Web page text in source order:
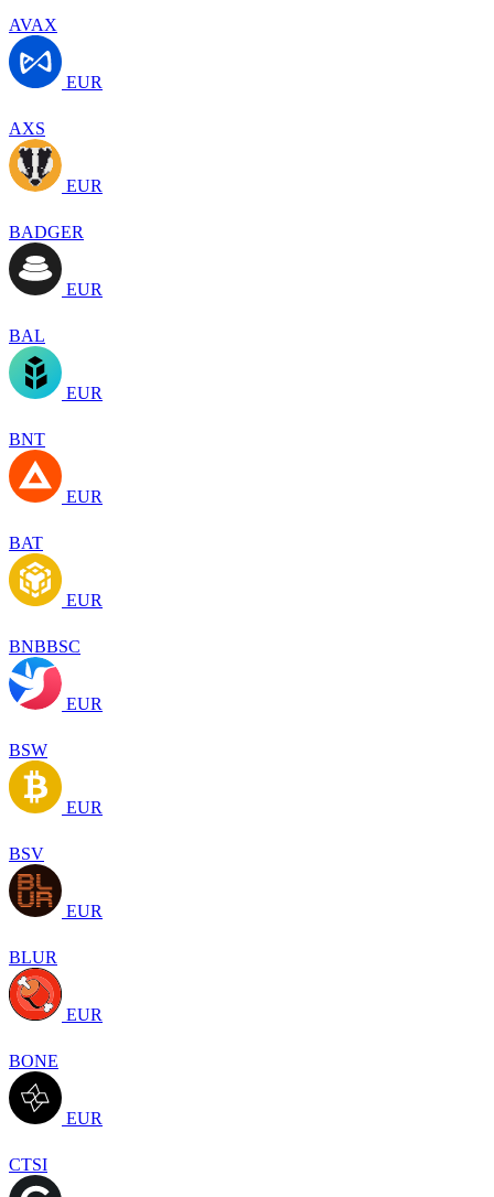
AVAX
EUR
AXS
EUR
BADGER
EUR
BAL
EUR
BNT
EUR
BAT
EUR
BNBBSC
EUR
BSW
EUR
BSV
EUR
BLUR
EUR
BONE
EUR
CTSI